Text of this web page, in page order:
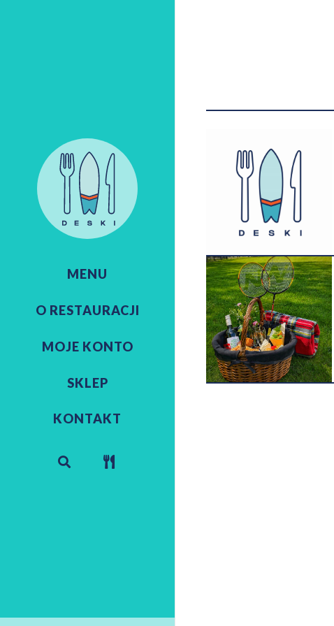
MENU
O RESTAURACJI
MOJE KONTO
SKLEP
KONTAKT